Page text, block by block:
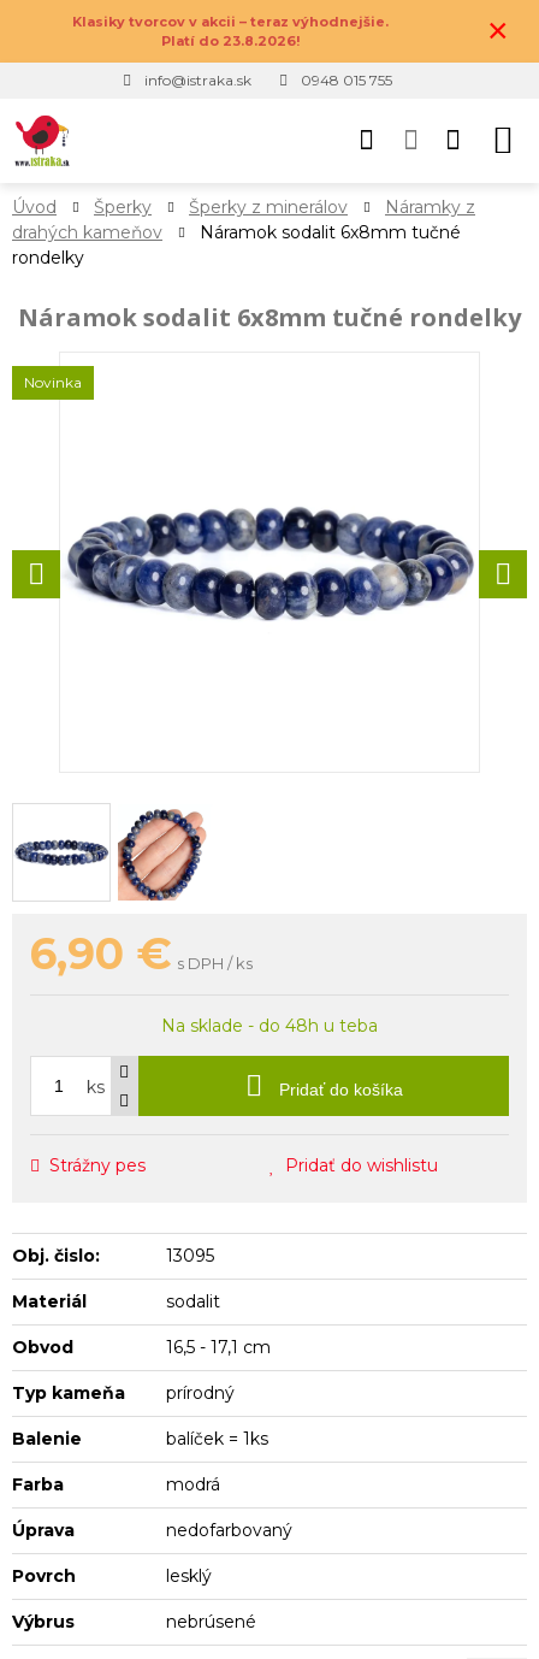
Klasiky tvorcov v akcii – teraz výhodnejšie.
Platí do 23.8.2026!
×
info@istraka.sk 0948 015 755
Úvod Šperky Šperky z minerálov
Náramky z
drahých kameňov
Náramok sodalit 6x8mm tučné
rondelky
Náramok sodalit 6x8mm tučné rondelky
Novinka
6,90 € s DPH / ks
Na sklade - do 48h u teba
ks Pridať do košíka
Strážny pes Pridať do wishlistu
Obj. čislo: 13095
Materiál sodalit
Obvod 16,5 - 17,1 cm
Typ kameňa prírodný
Balenie balíček = 1ks
Farba modrá
Úprava nedofarbovaný
Povrch lesklý
Výbrus nebrúsené